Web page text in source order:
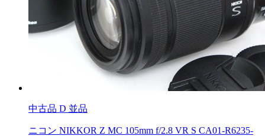
中古品 D 並品
ニコン NIKKOR Z MC 105mm f/2.8 VR S CA01-R6235-